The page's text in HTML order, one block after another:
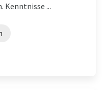
Kenntnisse ...